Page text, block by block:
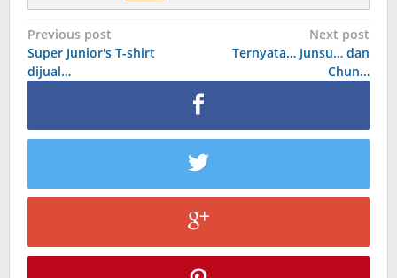
Post
navigation
Previous post
Super Junior's T-shirt
dijual…
Next post
Ternyata… Junsu… dan
Chun…